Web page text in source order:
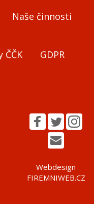
Naše činnosti
ČČK GDPR
Webdesign
FIREMNIWEB.CZ